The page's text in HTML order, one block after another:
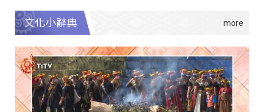
文化小辭典